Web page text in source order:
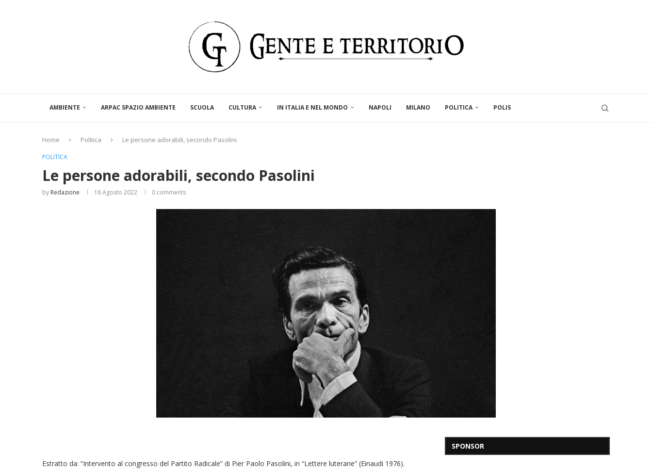
AMBIENTE ARPAC SPAZIO AMBIENTE SCUOLA CULTURA IN ITALIA E NEL MONDO NAPOLI MILANO POLITICA POLIS
Home Politica Le persone adorabili, secondo Pasolini
POLITICA
Le persone adorabili, secondo Pasolini
by Redazione 18 Agosto 2022 0 comments
Estratto da: “Intervento al congresso del Partito Radicale” di Pier Paolo Pasolini, in “Lettere luterane” (Einaudi 1976).
SPONSOR